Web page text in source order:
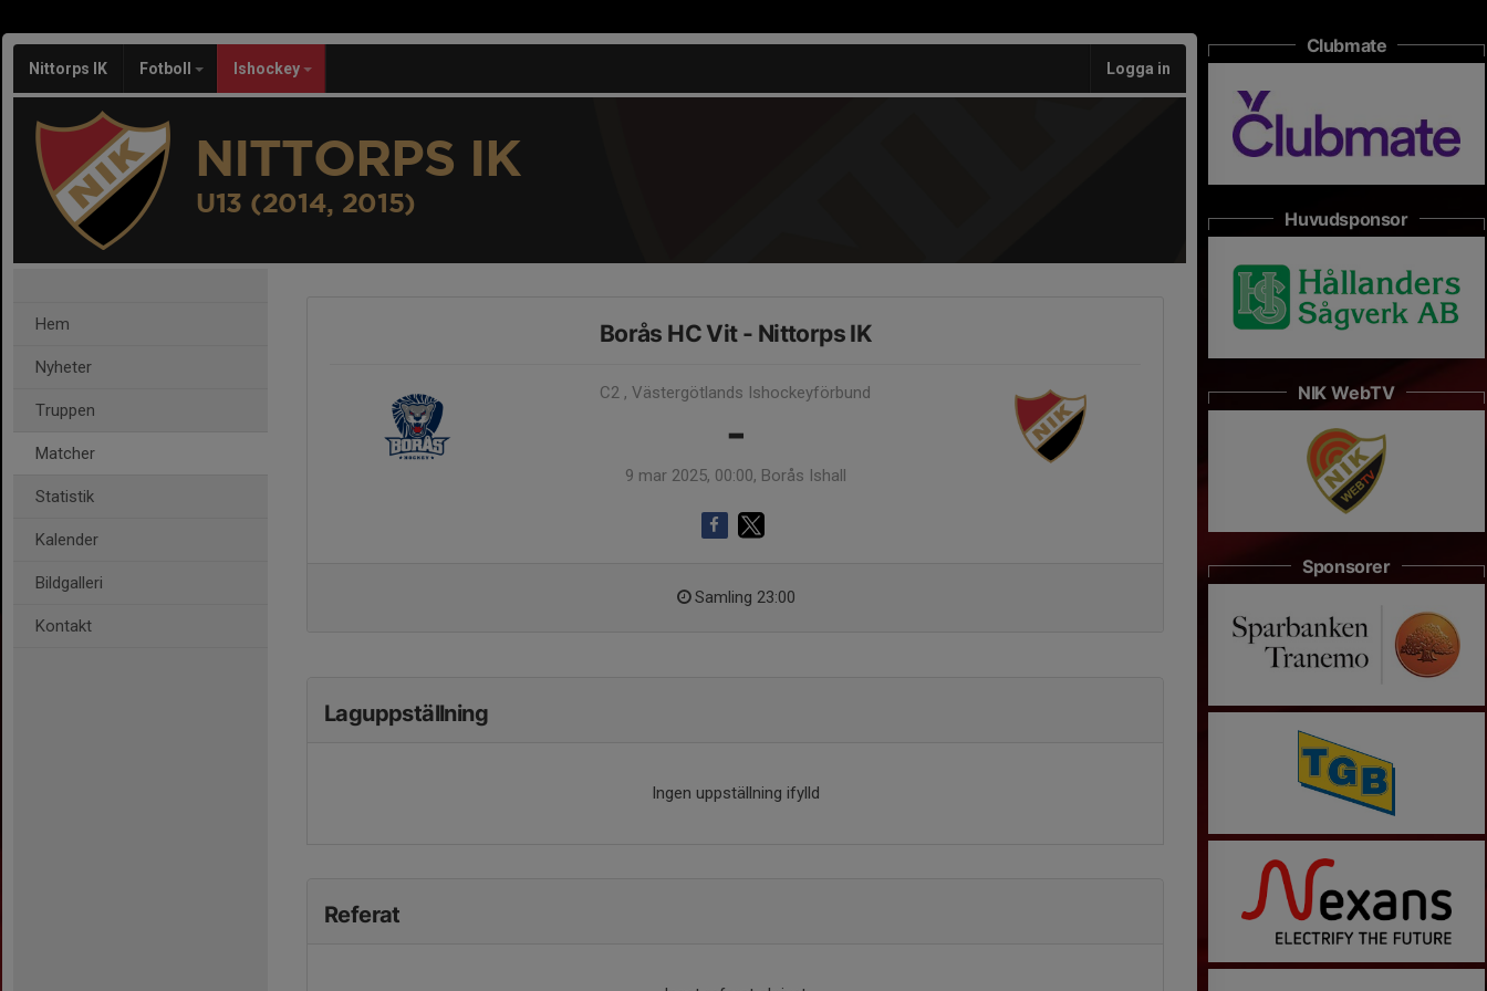
Nittorps IK Fotboll Ishockey Logga in
NITTORPS IK
U13 (2014, 2015)
Hem
Nyheter
Truppen
Matcher
Statistik
Kalender
Bildgalleri
Kontakt
Borås HC Vit - Nittorps IK
C2 , Västergötlands Ishockeyförbund
-
9 mar 2025, 00:00, Borås Ishall
Samling 23:00
Laguppställning
Ingen uppställning ifylld
Referat
Clubmate
Huvudsponsor
NIK WebTV
Sponsorer